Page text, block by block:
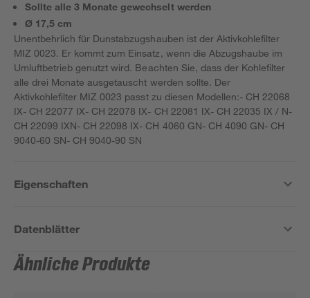
Sollte alle 3 Monate gewechselt werden
Ø 17,5 cm
Unentbehrlich für Dunstabzugshauben ist der Aktivkohlefilter
MIZ 0023. Er kommt zum Einsatz, wenn die Abzugshaube im
Umluftbetrieb genutzt wird. Beachten Sie, dass der Kohlefilter
alle drei Monate ausgetauscht werden sollte. Der
Aktivkohlefilter MIZ 0023 passt zu diesen Modellen:- CH 22068
IX- CH 22077 IX- CH 22078 IX- CH 22081 IX- CH 22035 IX / N-
CH 22099 IXN- CH 22098 IX- CH 4060 GN- CH 4090 GN- CH
9040-60 SN- CH 9040-90 SN
Eigenschaften
Datenblätter
Ähnliche Produkte